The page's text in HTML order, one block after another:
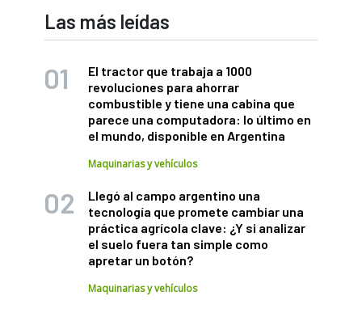
Las más leídas
El tractor que trabaja a 1000
revoluciones para ahorrar
combustible y tiene una cabina que
parece una computadora: lo último en
el mundo, disponible en Argentina
Maquinarias y vehículos
Llegó al campo argentino una
tecnología que promete cambiar una
práctica agrícola clave: ¿Y si analizar
el suelo fuera tan simple como
apretar un botón?
Maquinarias y vehículos